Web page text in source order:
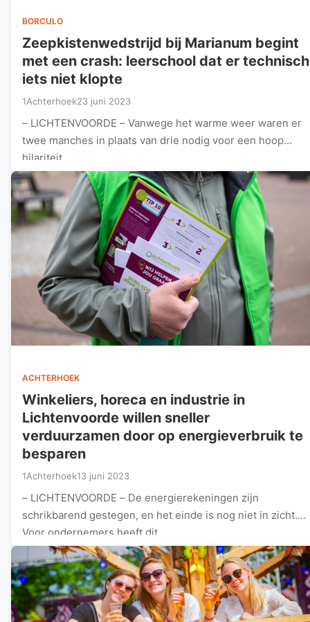
BORCULO
Zeepkistenwedstrijd bij Marianum begint
met een crash: leerschool dat er technisch
iets niet klopte
1Achterhoek23 juni 2023
– LICHTENVOORDE – Vanwege het warme weer waren er
twee manches in plaats van drie nodig voor een hoop
hilariteit,…
ACHTERHOEK
Winkeliers, horeca en industrie in
Lichtenvoorde willen sneller
verduurzamen door op energieverbruik te
besparen
1Achterhoek13 juni 2023
– LICHTENVOORDE – De energierekeningen zijn
schrikbarend gestegen, en het einde is nog niet in zicht.
Voor ondernemers heeft dit…